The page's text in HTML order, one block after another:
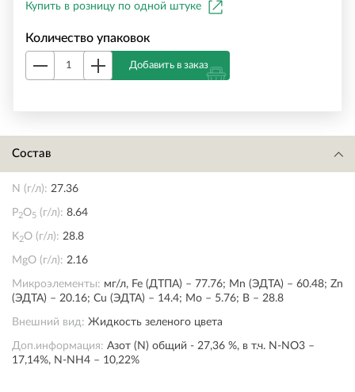
Купить в розницу по одной штуке
Количество упаковок
Добавить в заказ
Состав
N (г/л): 27.36
P2O5 (г/л): 8.64
K2O (г/л): 28.8
MgO (г/л): 2.16
Микроэлементы: мг/л, Fe (ДТПА) – 77.76; Mn (ЭДТА) – 60.48; Zn
(ЭДТА) – 20.16; Cu (ЭДТА) – 14.4; Mo – 5.76; B – 28.8
Внешний вид: Жидкость зеленого цвета
Доп.информация: Азот (N) общий - 27,36 %, в т.ч. N-NО3 –
17,14%, N-NH4 – 10,22%